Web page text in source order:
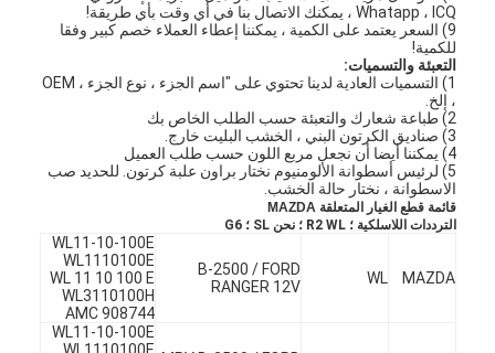
Whatapp ، ICQ ، يمكنك الاتصال بنا في أي وقت بأي طريقة!
9) السعر يعتمد على الكمية ، يمكننا إعطاء العملاء خصم كبير وفقا
للكمية!
التعبئة والتسميات:
1) التسميات العادية لدينا تحتوي على "اسم الجزء ، نوع الجزء ، OEM
، إلخ.
2) طباعة شعارك والتعبئة حسب الطلب الخاص بك
3) صناديق الكرتون البني ، الخشب البليت خارج.
4) يمكننا أيضا أن نجعل مربع اللون حسب طلب العميل
5) لرئيس أسطوانة الألومنيوم نختار براون علبة كرتون. للحديد صب
الاسطوانة ، نختار حالة الخشب.
قائمة قطع الغيار المتعلقة MAZDA
الترددات اللاسلكية ؛
R2 WL ؛ نحن SL ؛ G6
MAZDA
WL
B-2500 / FORD
RANGER 12V
WL11-10-100E
WL1110100E
WL 11 10 100 E
WL3110100H
AMC 908744
WL11-10-100E